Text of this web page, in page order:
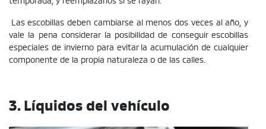
Las escobillas deben cambiarse al menos dos veces al año, y
vale la pena considerar la posibilidad de conseguir escobillas
especiales de invierno para evitar la acumulación de cualquier
componente de la propia naturaleza o de las calles.
3. Líquidos del vehículo